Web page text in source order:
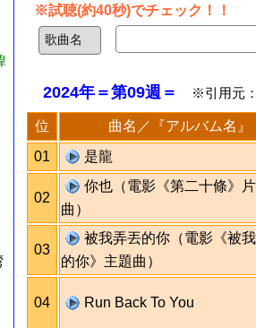
※試聴(約40秒)でチェック！！
2024年＝第09週＝ ※引用元
位
曲名／『アルバム名』
01
是龍
02
你也（電影《第二十條》
曲）
03
被我弄丟的你（電影《被
的你》主題曲）
04 Run Back To You